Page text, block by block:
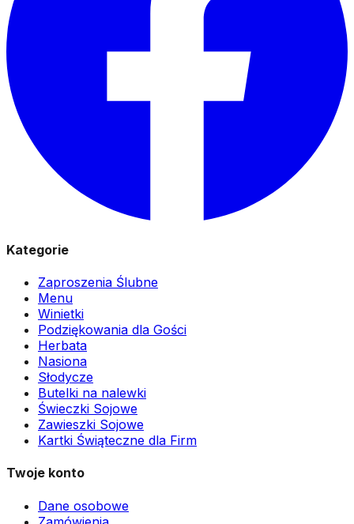
Kategorie
Zaproszenia Ślubne
Menu
Winietki
Podziękowania dla Gości
Herbata
Nasiona
Słodycze
Butelki na nalewki
Świeczki Sojowe
Zawieszki Sojowe
Kartki Świąteczne dla Firm
Twoje konto
Dane osobowe